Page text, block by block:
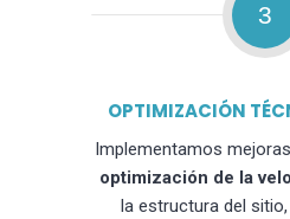
3
OPTIMIZACIÓN
Implementamos
optimización de la
la estructura del